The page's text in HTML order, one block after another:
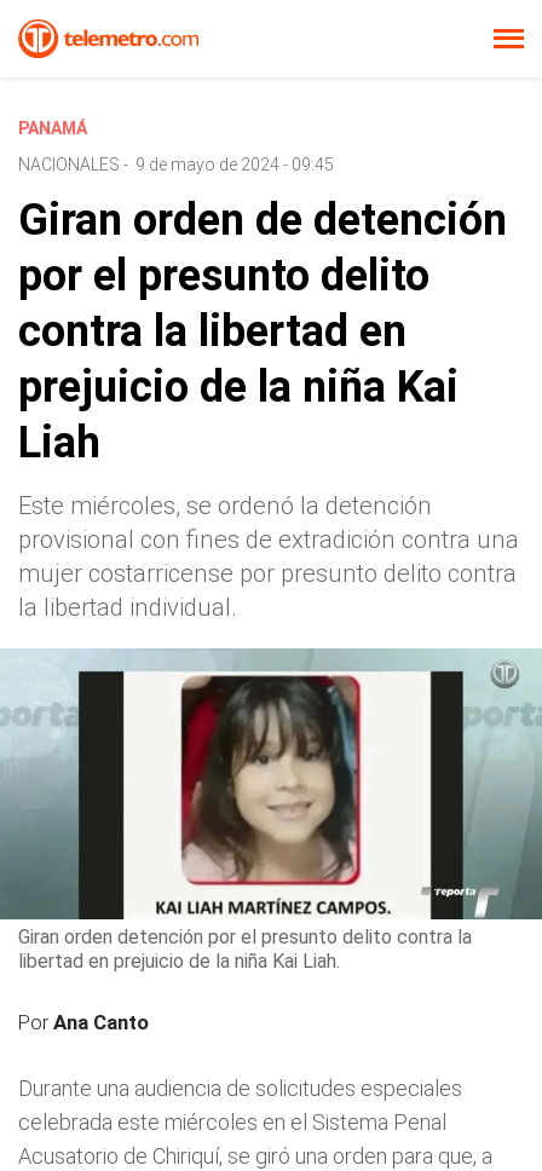
PANAMÁ
NACIONALES - 9 de mayo de 2024 - 09:45
Giran orden de detención
por el presunto delito
contra la libertad en
prejuicio de la niña Kai
Liah
Este miércoles, se ordenó la detención
provisional con fines de extradición contra una
mujer costarricense por presunto delito contra
la libertad individual.
Giran orden detención por el presunto delito contra la
libertad en prejuicio de la niña Kai Liah.
PorAna Canto
Durante una audiencia de solicitudes especiales
celebrada este miércoles en el Sistema Penal
Acusatorio de Chiriquí, se giró una orden para que, a